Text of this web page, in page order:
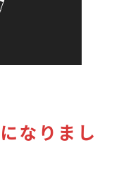
なりまし